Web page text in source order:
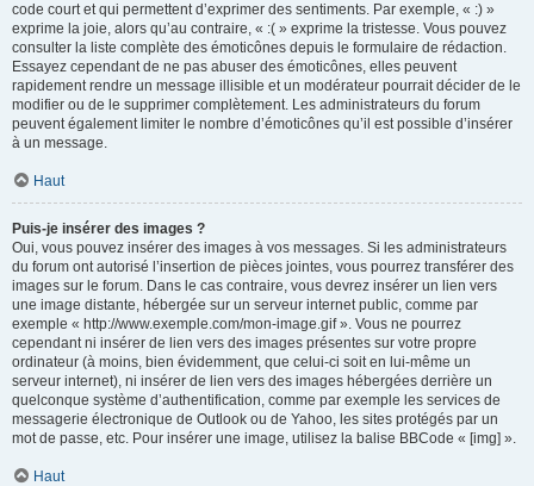
code court et qui permettent d’exprimer des sentiments. Par exemple, « :) »
exprime la joie, alors qu’au contraire, « :( » exprime la tristesse. Vous pouvez
consulter la liste complète des émoticônes depuis le formulaire de rédaction.
Essayez cependant de ne pas abuser des émoticônes, elles peuvent
rapidement rendre un message illisible et un modérateur pourrait décider de le
modifier ou de le supprimer complètement. Les administrateurs du forum
peuvent également limiter le nombre d’émoticônes qu’il est possible d’insérer
à un message.
Haut
Puis-je insérer des images ?
Oui, vous pouvez insérer des images à vos messages. Si les administrateurs
du forum ont autorisé l’insertion de pièces jointes, vous pourrez transférer des
images sur le forum. Dans le cas contraire, vous devrez insérer un lien vers
une image distante, hébergée sur un serveur internet public, comme par
exemple « http://www.exemple.com/mon-image.gif ». Vous ne pourrez
cependant ni insérer de lien vers des images présentes sur votre propre
ordinateur (à moins, bien évidemment, que celui-ci soit en lui-même un
serveur internet), ni insérer de lien vers des images hébergées derrière un
quelconque système d’authentification, comme par exemple les services de
messagerie électronique de Outlook ou de Yahoo, les sites protégés par un
mot de passe, etc. Pour insérer une image, utilisez la balise BBCode « [img] ».
Haut